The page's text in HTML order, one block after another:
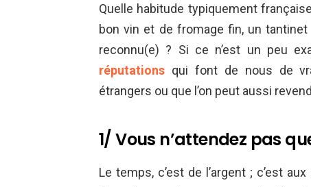
Quelle habitude typiquement
bon vin et de fromage fin, un
reconnu(e) ? Si ce n’est un peu
réputations qui font de nous de
étrangers ou que l’on peut aussi
1/ Vous n’attendez pas
Le temps, c’est de l’argent ; c’est